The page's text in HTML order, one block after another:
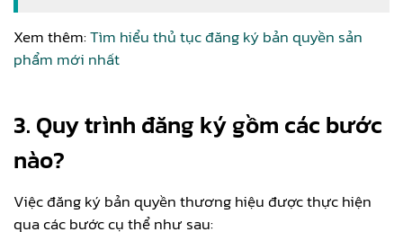
Xem thêm:Tìm hiểu thủ tục đăng ký bản quyền sản
phẩm mới nhất
3. Quy trình đăng ký gồm các bước
nào?
Việc đăng ký bản quyền thương hiệu được thực hiện
qua các bước cụ thể như sau: